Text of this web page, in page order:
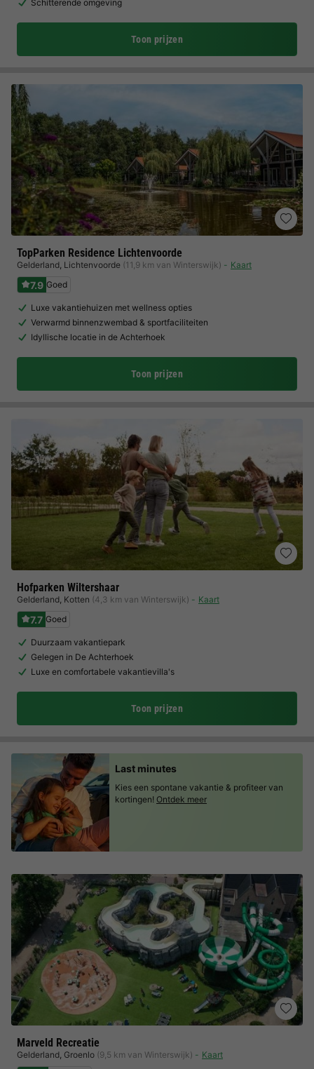
Schitterende omgeving
Toon prijzen
TopParken Residence Lichtenvoorde
Gelderland, Lichtenvoorde (11,9 km van Winterswijk) Kaart
7.9 Goed
Luxe vakantiehuizen met wellness opties
Verwarmd binnenzwembad & sportfaciliteiten
Idyllische locatie in de Achterhoek
Toon prijzen
Hofparken Wiltershaar
Gelderland, Kotten (4,3 km van Winterswijk) Kaart
7.7 Goed
Duurzaam vakantiepark
Gelegen in De Achterhoek
Luxe en comfortabele vakantievilla's
Toon prijzen
Marveld Recreatie
Gelderland, Groenlo (9,5 km van Winterswijk) Kaart
Last minutes
Kies een spontane vakantie & profiteer van
kortingen! Ontdek meer